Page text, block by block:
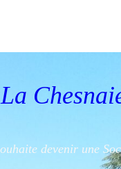
devenir une